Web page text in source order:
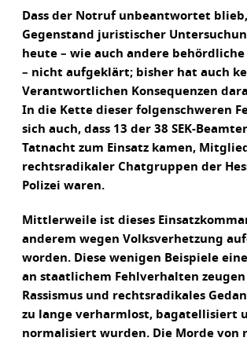
Dass der Notruf unbeantwortet
Gegenstand juristischer
heute – wie auch andere behördliche
– nicht aufgeklärt; bisher hat auch
Verantwortlichen Konsequenzen
In die Kette dieser folgenschweren
sich auch, dass 13 der 38 SEK-
Tatnacht zum Einsatz kamen,
rechtsradikaler Chatgruppen der
Polizei waren.
Mittlerweile ist dieses
anderem wegen Volksverhetzung
worden. Diese wenigen Beispiele
an staatlichem Fehlverhalten zeugen
Rassismus und rechtsradikales
zu lange verharmlost, bagatellisiert
normalisiert wurden. Die Morde von